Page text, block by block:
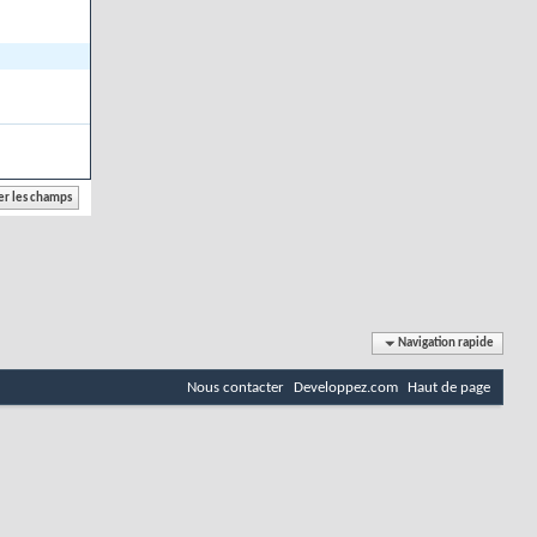
Navigation rapide
Nous contacter Developpez.com Haut de page